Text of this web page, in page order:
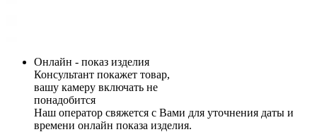
Онлайн - показ изделия
Консультант покажет товар,
вашу камеру включать не
понадобится
Наш оператор свяжется с Вами для уточнения даты и
времени онлайн показа изделия.